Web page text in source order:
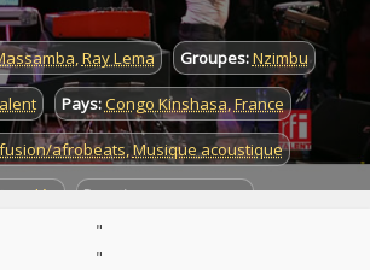
,Ray Lema Groupes:Nzimbu
Pays:Congo Kinshasa,France
afrobeats,Musique acoustique
:Vidéo Parution :19/12/2013
"
"